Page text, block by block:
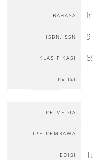
BAHASA
ISBN/ISSN
KLASIFIKASI
TIPE ISI -
TIPE MEDIA -
TIPE PEMBAWA -
EDISI